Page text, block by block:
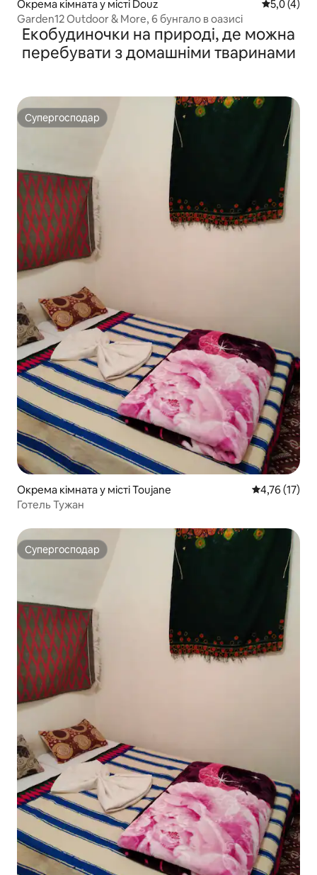
Окрема кімната у місті Douz Середня
5,0 (4)
Garden12 Outdoor & More, 6 бунгало в оазисі
Екобудиночки на природі, де можна
перебувати з домашніми тваринами
Супергосподар
Супергосподар
Окрема кімната у місті Toujane Середня
4,76 (17)
Готель Тужан
Супергосподар
Супергосподар